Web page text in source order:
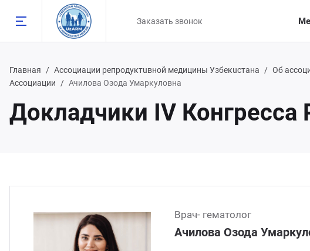
Заказать звонок
Назад
Главная Ассоциации репродуктuвной медицины Узбекuстана Об
Ассоциации
Ачилова Озода Умаркуловна
Докладчики IV
Врач- гематолог
Ачилова Озода